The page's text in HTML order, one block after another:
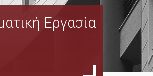
ΣκοπόςΕργασία